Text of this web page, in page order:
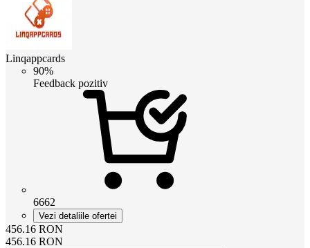
Linqappcards
90%
Feedback pozitiv
6662
Vezi detaliile ofertei
456.16 RON
456.16 RON